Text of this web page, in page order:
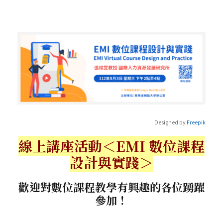
Designed by Freepik
線上講座活動＜EMI 數位課程
設計與實踐＞
歡迎對數位課程教學有興趣的各位踴躍
參加！